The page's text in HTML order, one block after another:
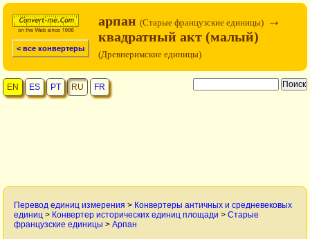
< все конвертеры
арпан (Старые французские единицы) →
квадратный акт (малый)
(Древнеримские единицы)
EN ES PT RU FR
Перевод единиц измерения > Конвертеры античных и средневековых
единиц > Конвертер исторических единиц площади > Старые
французские единицы > Арпан